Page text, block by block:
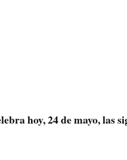
hoy, 24 de mayo, las